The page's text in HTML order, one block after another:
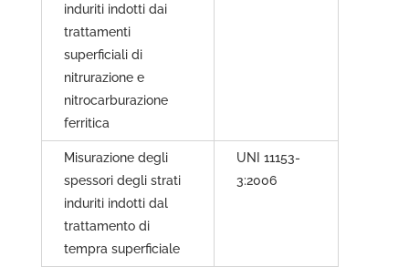
induriti indotti dai
trattamenti
superficiali di
nitrurazione e
nitrocarburazione
ferritica
Misurazione degli
spessori degli strati
induriti indotti dal
trattamento di
tempra superficiale
UNI 11153-
3:2006